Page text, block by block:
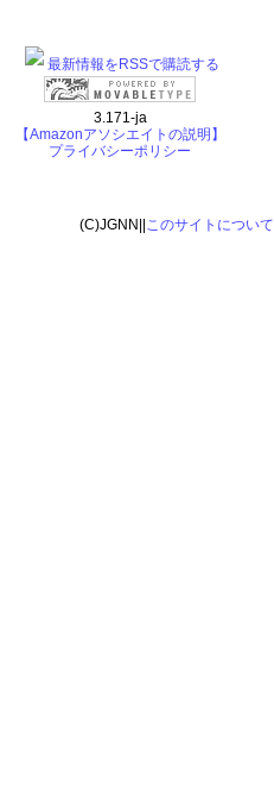
最新情報をRSSで購読する
3.171-ja
【Amazonアソシエイトの説明】
プライバシーポリシー
(C)JGNN|| このサイトについて